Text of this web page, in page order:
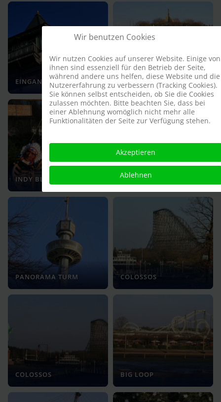
EINGANG
WIENER
PFERDEKARUSSELL
INDY BLITZ INDY BLITZ
PANORAMA TURM COLOSSOS
COLOSSOS BIG LOOP
Wir benutzen Cookies
Wir nutzen Cookies auf unserer Website. Einige von
ihnen sind essenziell für den Betrieb der Seite,
während andere uns helfen, diese Website und die
Nutzererfahrung zu verbessern (Tracking Cookies).
Sie können selbst entscheiden, ob Sie die Cookies
zulassen möchten. Bitte beachten Sie, dass bei
einer Ablehnung womöglich nicht mehr alle
Funktionalitäten der Seite zur Verfügung stehen.
Akzeptieren
Ablehnen